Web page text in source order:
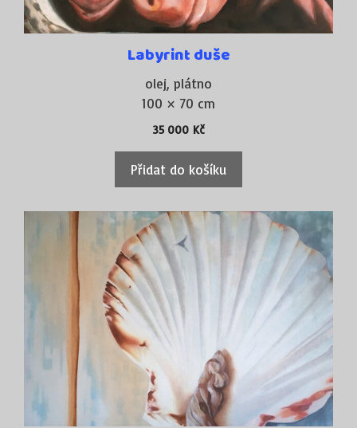
Labyrint duše
olej, plátno
100 × 70 cm
35 000 Kč
Přidat do košíku